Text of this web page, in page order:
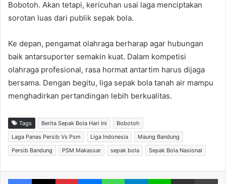
Bobotoh. Akan tetapi, kericuhan usai laga menciptakan
sorotan luas dari publik sepak bola.
Ke depan, pengamat olahraga berharap agar hubungan
baik antarsuporter semakin kuat. Dalam kompetisi
olahraga profesional, rasa hormat antartim harus dijaga
bersama. Dengan begitu, liga sepak bola tanah air mampu
menghadirkan pertandingan lebih berkualitas.
Tags Berita Sepak Bola Hari Ini
Bobotoh
Laga Panas Persib Vs Psm
Liga Indonesia
Maung Bandung
Persib Bandung
PSM Makassar sepak bola Sepak Bola Nasional
Facebook X Pinterest Messenger WhatsApp Telegram Line Share via Email